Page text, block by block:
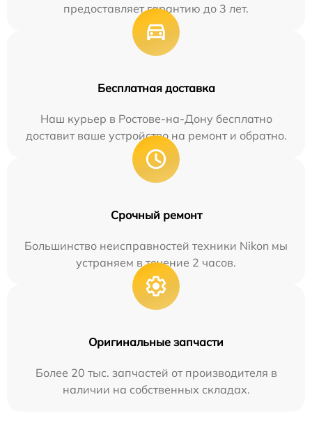
предоставляет гарантию до 3 лет.
Бесплатная доставка
Наш курьер в Ростове-на-Дону бесплатно
доставит ваше устройство на ремонт и обратно.
Срочный ремонт
Большинство неисправностей техники Nikon мы
устраняем в течение 2 часов.
Оригинальные запчасти
Более 20 тыс. запчастей от производителя в
наличии на собственных складах.